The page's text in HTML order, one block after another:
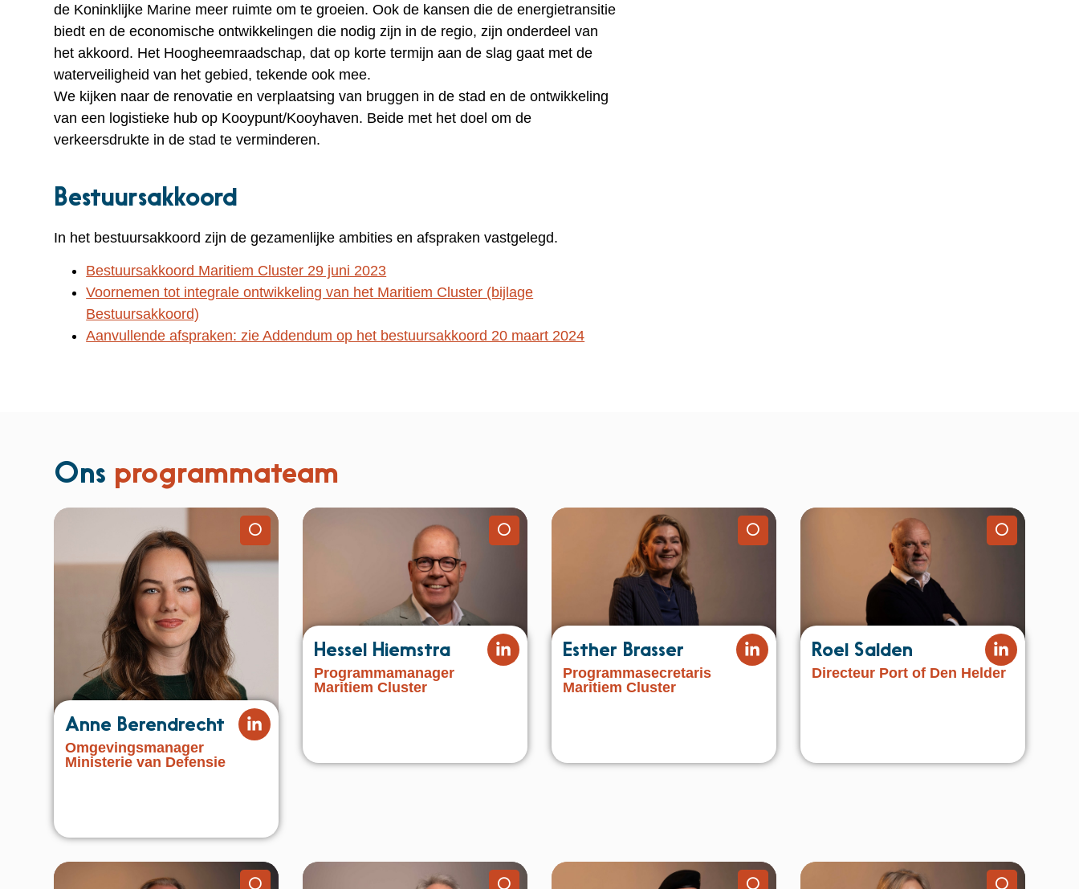
de Koninklijke Marine meer ruimte om te groeien. Ook de kansen die de energietransitie
biedt en de economische ontwikkelingen die nodig zijn in de regio, zijn onderdeel van
het akkoord. Het Hoogheemraadschap, dat op korte termijn aan de slag gaat met de
waterveiligheid van het gebied, tekende ook mee.
We kijken naar de renovatie en verplaatsing van bruggen in de stad en de ontwikkeling
van een logistieke hub op Kooypunt/Kooyhaven. Beide met het doel om de
verkeersdrukte in de stad te verminderen.
Bestuursakkoord
In het bestuursakkoord zijn de gezamenlijke ambities en afspraken vastgelegd.
Bestuursakkoord Maritiem Cluster 29 juni 2023
Voornemen tot integrale ontwikkeling van het Maritiem Cluster (bijlage
Bestuursakkoord)
Aanvullende afspraken: zie Addendum op het bestuursakkoord 20 maart 2024
Ons programmateam
⚪️
Anne Berendrecht
Omgevingsmanager
Ministerie van Defensie
⚪️
Hessel Hiemstra
Programmamanager
Maritiem Cluster
⚪️
Esther Brasser
Programmasecretaris
Maritiem Cluster
⚪️
Roel Salden
Directeur Port of Den Helder
⚪️ ⚪️ ⚪️ ⚪️